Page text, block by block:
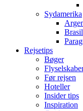
Sydamerika
Rejsetips
Bøger
Før rejsen
Hoteller
Insider tips
Inspiration